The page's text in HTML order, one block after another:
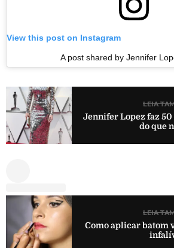
View this post on Instagram
A post shared by Jennifer
LEIA
Jennifer Lopez faz 50
do que
LEIA
Como aplicar batom